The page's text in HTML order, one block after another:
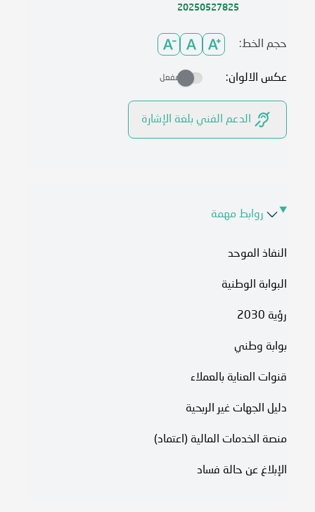
20250527825
حجم الخط:
عكس الالوان: مفعل
الدعم الفني بلغة الإشارة
روابط مهمة
النفاذ الموحد
البوابة الوطنية
رؤية 2030
بوابة وطني
قنوات العناية بالعملاء
دليل الجهات غير الربحية
منصة الخدمات المالية (اعتماد)
الإبلاغ عن حالة فساد